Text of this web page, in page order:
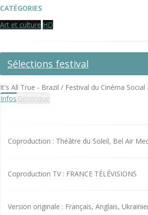
CATÉGORIES
Art et culture HD
Sélections festival
It's All True - Brazil / Festival du Cinéma
Infos Générique
Coproduction : Théâtre du Soleil, Bel Air
Coproduction TV : FRANCE TÉLÉVISIONS
Version originale : Français, Anglais,